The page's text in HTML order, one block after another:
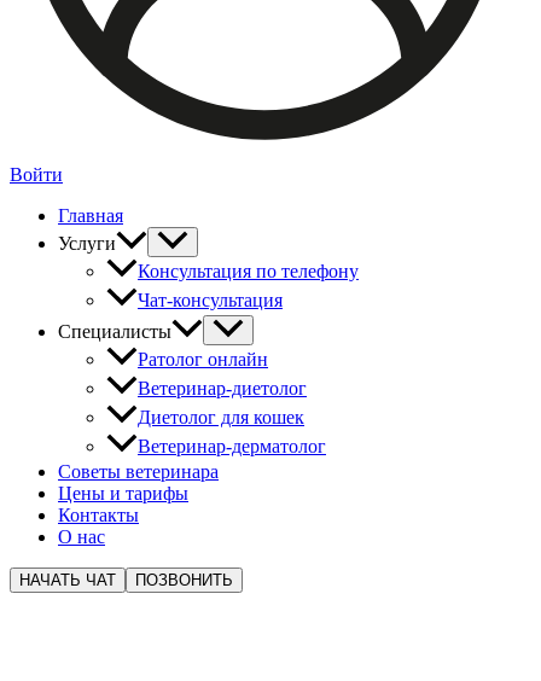
Войти
Главная
Услуги
Консультация по телефону
Чат-консультация
Специалисты
Ратолог онлайн
Ветеринар-диетолог
Диетолог для кошек
Ветеринар-дерматолог
Советы ветеринара
Цены и тарифы
Контакты
О нас
НАЧАТЬ ЧАТ ПОЗВОНИТЬ